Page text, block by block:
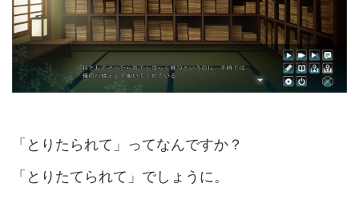
「とりたられて」ってなんですか？
「とりたてられて」でしょうに。